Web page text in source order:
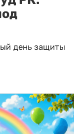
день защиты